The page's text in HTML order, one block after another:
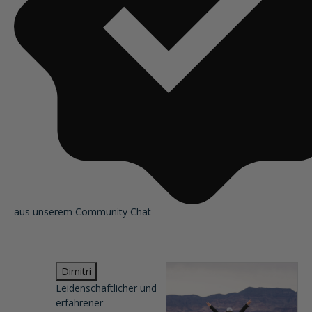
aus unserem Community Chat
Dimitri
Leidenschaftlicher und
erfahrener